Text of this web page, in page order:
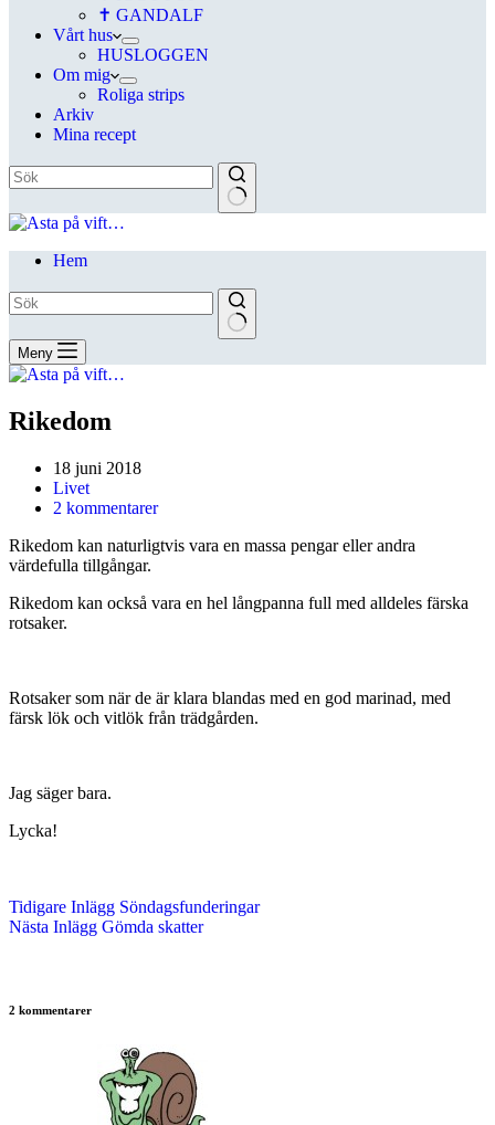
✝ GANDALF
Vårt hus
HUSLOGGEN
Om mig
Roliga strips
Arkiv
Mina recept
Hem
Meny
Rikedom
18 juni 2018
Livet
2 kommentarer
Rikedom kan naturligtvis vara en massa pengar eller andra
värdefulla tillgångar.
Rikedom kan också vara en hel långpanna full med alldeles färska
rotsaker.
Rotsaker som när de är klara blandas med en god marinad, med
färsk lök och vitlök från trädgården.
Jag säger bara.
Lycka!
Tidigare Inlägg Söndagsfunderingar
Nästa Inlägg Gömda skatter
2 kommentarer